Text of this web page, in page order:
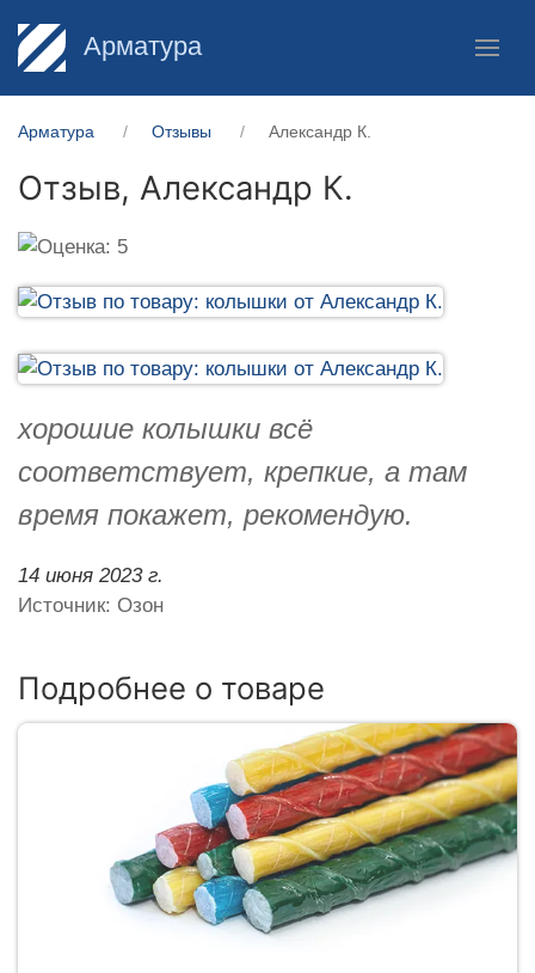
Арматура
Арматура Отзывы Александр К.
Отзыв, Александр К.
хорошие колышки всё
соответствует, крепкие, а там
время покажет, рекомендую.
14 июня 2023 г.
Источник: Озон
Подробнее о товаре